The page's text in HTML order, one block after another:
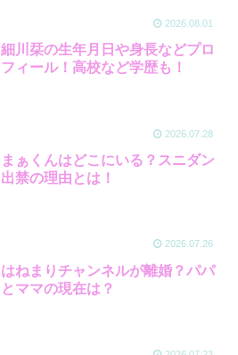
2026.08.01
細川栞の生年月日や身長などプロ
フィール！高校など学歴も！
2026.07.28
まぁくんはどこにいる？スニダン
出禁の理由とは！
2026.07.26
はねまりチャンネルが離婚？パパ
とママの現在は？